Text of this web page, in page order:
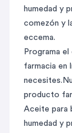
humedad y
comezón y
eccema.
Programa
farmacia en
producto
Aceite para
humedad y